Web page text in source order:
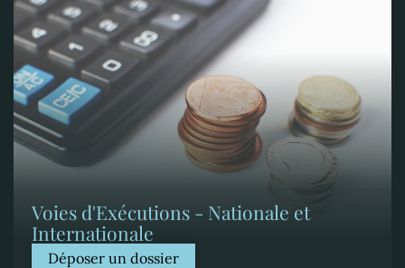
Voies d'Exécutions - Nationale et
Internationale
Déposer un dossier